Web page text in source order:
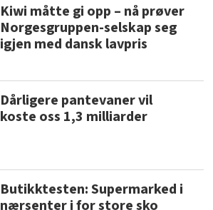
Kiwi måtte gi opp – nå prøver
Norgesgruppen-selskap seg
igjen med dansk lavpris
Dårligere pantevaner vil
koste oss 1,3 milliarder
Butikktesten: Supermarked i
nærsenter i for store sko